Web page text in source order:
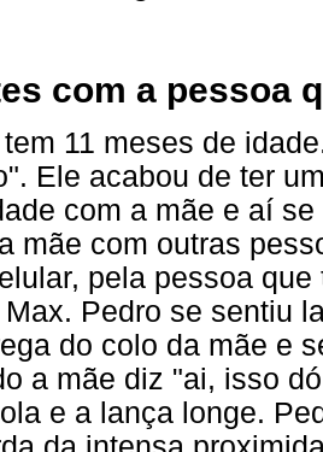
com a pessoa
11 meses de
Ele acabou de ter
com a mãe e aí
mãe com outras
pela pessoa
Pedro se sentiu
do colo da mãe e
a mãe diz "ai, isso
e a lança longe.